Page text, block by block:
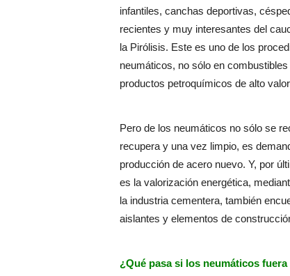
infantiles, canchas deportivas,
recientes y muy interesantes del
la Pirólisis. Este es uno de los
neumáticos, no sólo en
productos petroquímicos de alto
Pero de los neumáticos no sólo se
recupera y una vez limpio, es
producción de acero nuevo. Y, por
es la valorización energética,
la industria cementera, también
aislantes y elementos de
¿Qué pasa si los neumáticos